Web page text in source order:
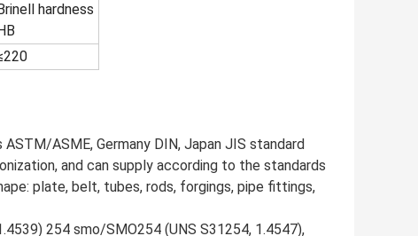
Brinell hardness
HB
ASME, Germany DIN, Japan JIS standard
and can supply according to the standards
plate, belt, tubes, rods, forgings, pipe fittings,
254 smo/SMO254 (UNS S31254, 1.4547),